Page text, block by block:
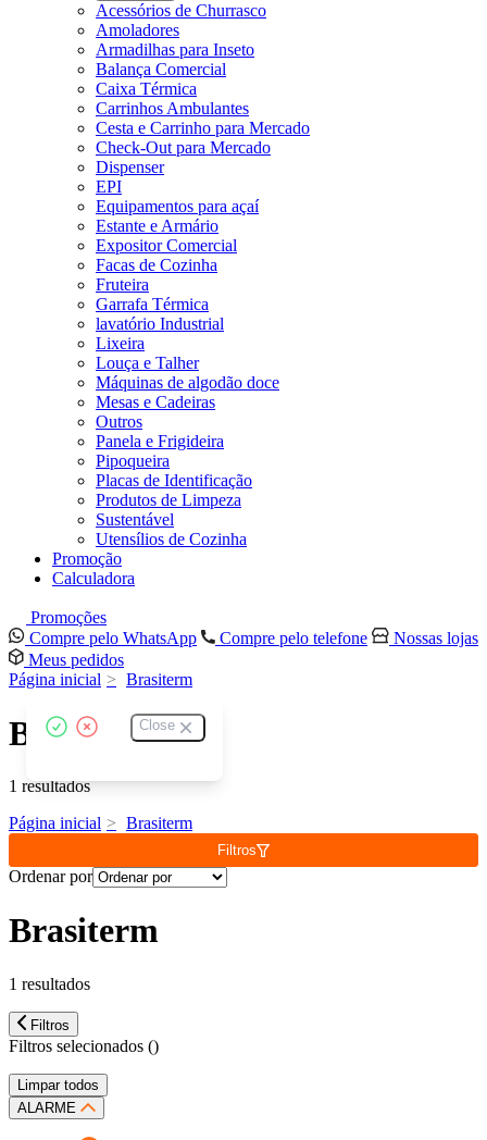
Acessórios de Churrasco
Amoladores
Armadilhas para Inseto
Balança Comercial
Caixa Térmica
Carrinhos Ambulantes
Cesta e Carrinho para Mercado
Check-Out para Mercado
Dispenser
EPI
Equipamentos para açaí
Estante e Armário
Expositor Comercial
Facas de Cozinha
Fruteira
Garrafa Térmica
lavatório Industrial
Lixeira
Louça e Talher
Máquinas de algodão doce
Mesas e Cadeiras
Outros
Panela e Frigideira
Pipoqueira
Placas de Identificação
Produtos de Limpeza
Sustentável
Utensílios de Cozinha
Promoção
Calculadora
Promoções
Compre pelo WhatsApp
Compre pelo telefone
Nossas lojas
Meus pedidos
Close
Página inicial Brasiterm
Brasiterm
1 resultados
Página inicial
Brasiterm
Filtros
Ordenar por
Brasiterm
1 resultados
Filtros
Filtros selecionados ()
Limpar todos
ALARME